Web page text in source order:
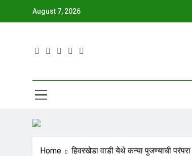
August 7, 2026
Home हिवरखेडा वाडी येथे कन्या पुजण्याची